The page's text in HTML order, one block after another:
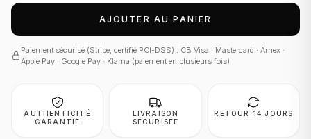
AJOUTER AU PANIER
Paiement sécurisé (Stripe, certifié PCI-DSS) : CB Visa · Mastercard · Amex ·
Apple Pay · Google Pay · Klarna (paiement en plusieurs fois)
AUTHENTICITÉ
GARANTIE
LIVRAISON
SÉCURISÉE
RETOUR 14 JOURS